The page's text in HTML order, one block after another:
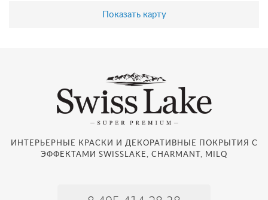
Показать карту
ИНТЕРЬЕРНЫЕ КРАСКИ И ДЕКОРАТИВНЫЕ ПОКРЫТИЯ С
ЭФФЕКТАМИ SWISSLAKE, CHARMANT, MILQ